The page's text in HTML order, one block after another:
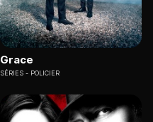
Grace
SÉRIES POLICIER